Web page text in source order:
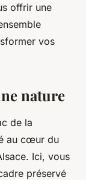
offrir une
vos
nature
de la
au cœur du
Ici, vous
préservé